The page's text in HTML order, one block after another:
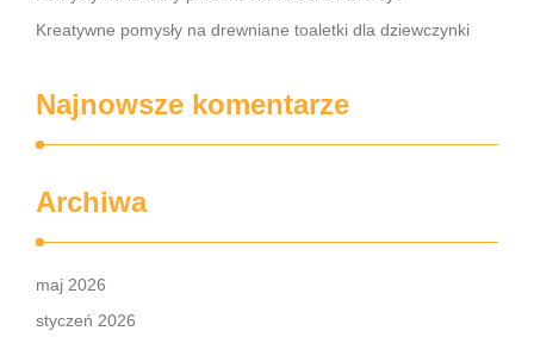
Kreatywne pomysły na drewniane toaletki dla dziewczynki
Najnowsze komentarze
Archiwa
maj 2026
styczeń 2026